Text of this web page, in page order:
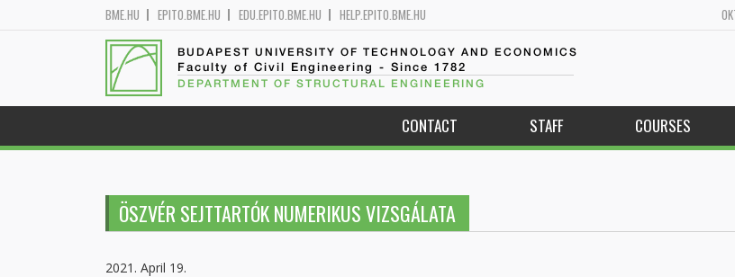
BME.HU EPITO.BME.HU EDU.EPITO.BME.HU HELP.EPITO.BME.HU
BUDAPEST UNIVERSITY OF TECHNOLOGY AND ECONOMICS
Faculty of Civil Engineering - Since 1782
DEPARTMENT OF STRUCTURAL ENGINEERING
CONTACT STAFF COURSES
ÖSZVÉR SEJTTARTÓK NUMERIKUS VIZSGÁLATA
2021. April 19.